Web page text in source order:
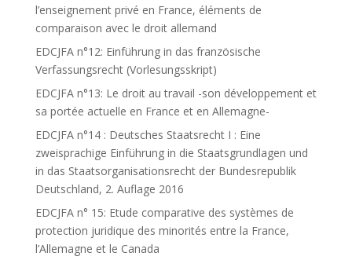
l’enseignement privé en France, éléments de
comparaison avec le droit allemand
EDCJFA n°12: Einführung in das französische
Verfassungsrecht (Vorlesungsskript)
EDCJFA n°13: Le droit au travail -son développement et
sa portée actuelle en France et en Allemagne-
EDCJFA n°14 : Deutsches Staatsrecht I : Eine
zweisprachige Einführung in die Staatsgrundlagen und
in das Staatsorganisationsrecht der Bundesrepublik
Deutschland, 2. Auflage 2016
EDCJFA n° 15: Etude comparative des systèmes de
protection juridique des minorités entre la France,
l’Allemagne et le Canada